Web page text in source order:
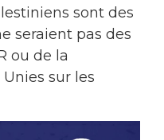
sont des
seraient pas des
ou de la
sur les